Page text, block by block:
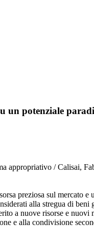
un potenziale
appropriativo /
preziosa sul mercato
alla stregua di
a nuove risorse e
e alla condivisione